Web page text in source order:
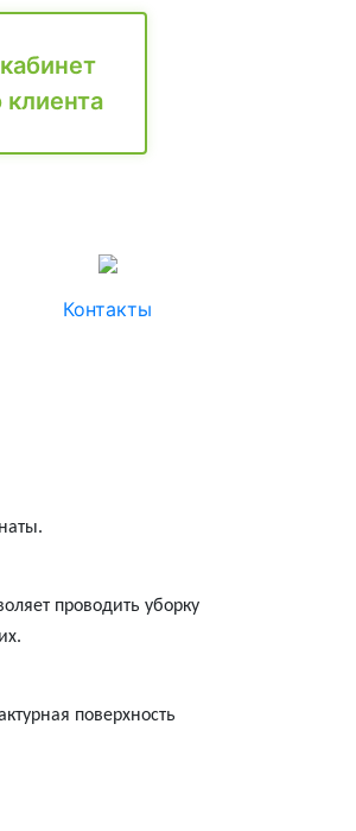
клиента
Контакты
проводить уборку
поверхность